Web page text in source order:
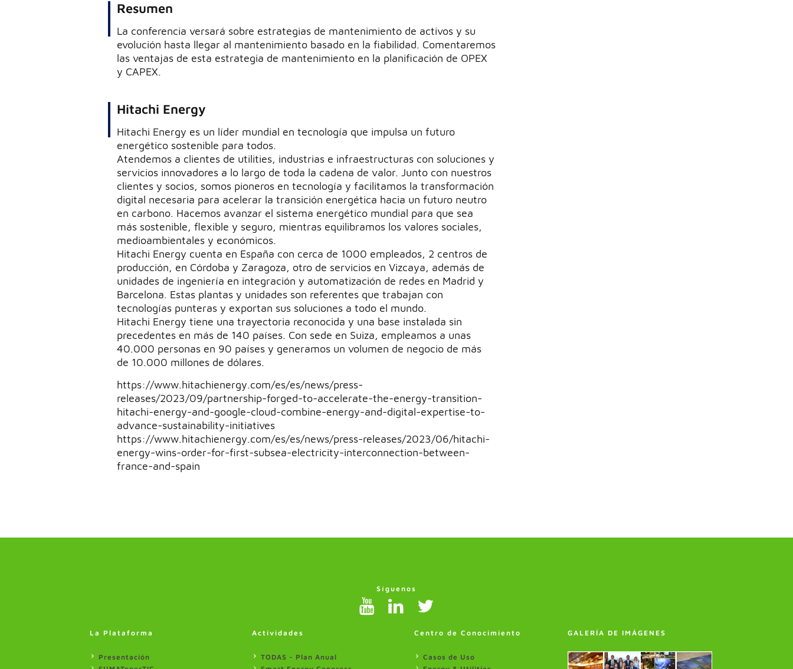
Resumen
La conferencia versará sobre estrategias de mantenimiento de activos y su
evolución hasta llegar al mantenimiento basado en la fiabilidad. Comentaremos
las ventajas de esta estrategia de mantenimiento en la planificación de OPEX
y CAPEX.
Hitachi Energy
Hitachi Energy es un líder mundial en tecnología que impulsa un futuro
energético sostenible para todos.
Atendemos a clientes de utilities, industrias e infraestructuras con soluciones y
servicios innovadores a lo largo de toda la cadena de valor. Junto con nuestros
clientes y socios, somos pioneros en tecnología y facilitamos la transformación
digital necesaria para acelerar la transición energética hacia un futuro neutro
en carbono. Hacemos avanzar el sistema energético mundial para que sea
más sostenible, flexible y seguro, mientras equilibramos los valores sociales,
medioambientales y económicos.
Hitachi Energy cuenta en España con cerca de 1000 empleados, 2 centros de
producción, en Córdoba y Zaragoza, otro de servicios en Vizcaya, además de
unidades de ingeniería en integración y automatización de redes en Madrid y
Barcelona. Estas plantas y unidades son referentes que trabajan con
tecnologías punteras y exportan sus soluciones a todo el mundo.
Hitachi Energy tiene una trayectoria reconocida y una base instalada sin
precedentes en más de 140 países. Con sede en Suiza, empleamos a unas
40.000 personas en 90 países y generamos un volumen de negocio de más
de 10.000 millones de dólares.
https://www.hitachienergy.com/es/es/news/press-
releases/2023/09/partnership-forged-to-accelerate-the-energy-transition-
hitachi-energy-and-google-cloud-combine-energy-and-digital-expertise-to-
advance-sustainability-initiatives
https://www.hitachienergy.com/es/es/news/press-releases/2023/06/hitachi-
energy-wins-order-for-first-subsea-electricity-interconnection-between-
france-and-spain
Síguenos
La Plataforma
Presentación
Actividades
TODAS - Plan Anual
Centro de Conocimiento
Casos de Uso
GALERÍA DE IMÁGENES